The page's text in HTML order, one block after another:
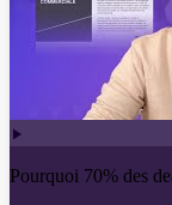
Pourquoi 70% des